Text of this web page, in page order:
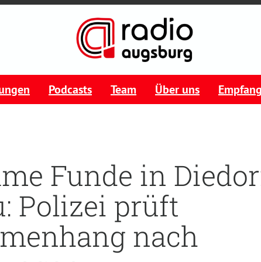
Podcasts Team Über uns Empfang
Funde in
Polizei prüft
nach